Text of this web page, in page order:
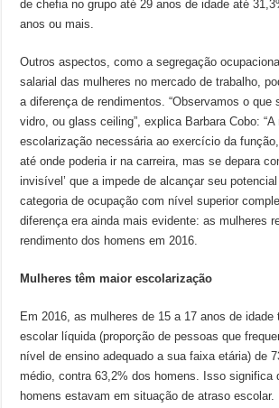
de chefia no grupo até 29 anos de idade até
anos ou mais.
Outros aspectos, como a segregação
salarial das mulheres no mercado de trabalho,
a diferença de rendimentos. “Observamos o que
vidro, ou glass ceiling”, explica Barbara Cobo:
escolarização necessária ao exercício da
até onde poderia ir na carreira, mas se depara
invisível’ que a impede de alcançar seu
categoria de ocupação com nível superior
diferença era ainda mais evidente: as mulheres
rendimento dos homens em 2016.
Mulheres têm maior escolarização
Em 2016, as mulheres de 15 a 17 anos de idade
escolar líquida (proporção de pessoas que
nível de ensino adequado a sua faixa etária) de
médio, contra 63,2% dos homens. Isso significa
homens estavam em situação de atraso escolar.